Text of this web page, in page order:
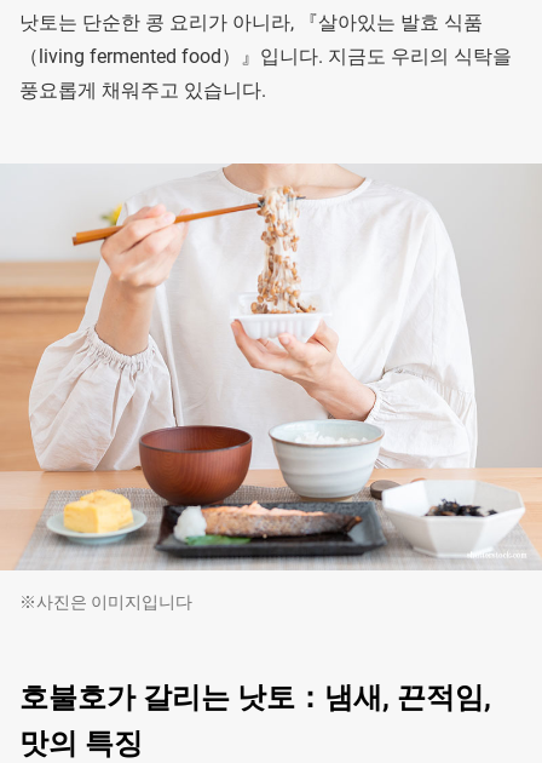
낫토는 단순한 콩 요리가 아니라, 『살아있는 발효 식품
（living fermented food）』입니다. 지금도 우리의 식탁을
풍요롭게 채워주고 있습니다.
※사진은 이미지입니다
호불호가 갈리는 낫토：냄새, 끈적임,
맛의 특징